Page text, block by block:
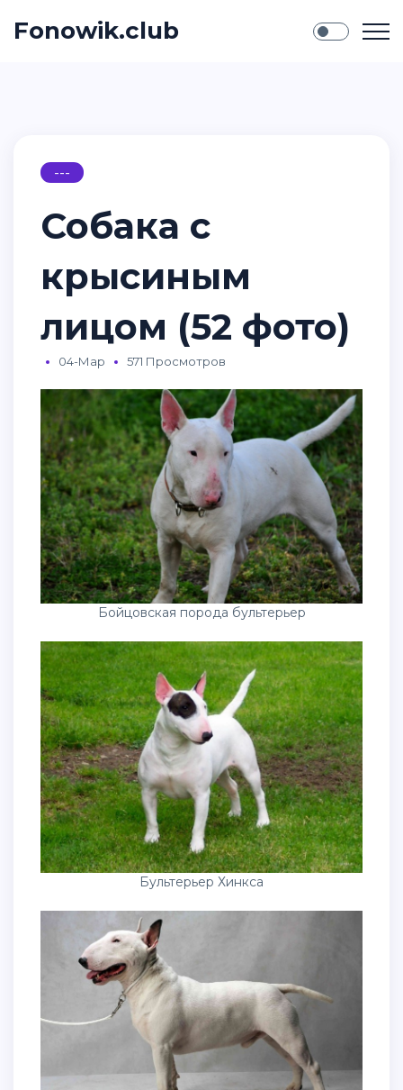
Fonowik.club
---
Собака с
крысиным
лицом (52 фото)
04-Мар 571 Просмотров
Бойцовская порода бультерьер
Бультерьер Хинкса